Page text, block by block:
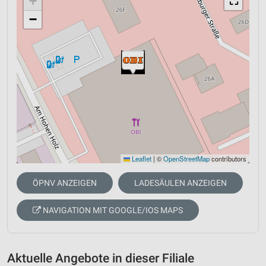
−
Leaflet | ©OpenStreetMapcontributors
ÖPNV ANZEIGEN LADESÄULEN ANZEIGEN
NAVIGATION MIT GOOGLE/IOS MAPS
Aktuelle Angebote in dieser Filiale